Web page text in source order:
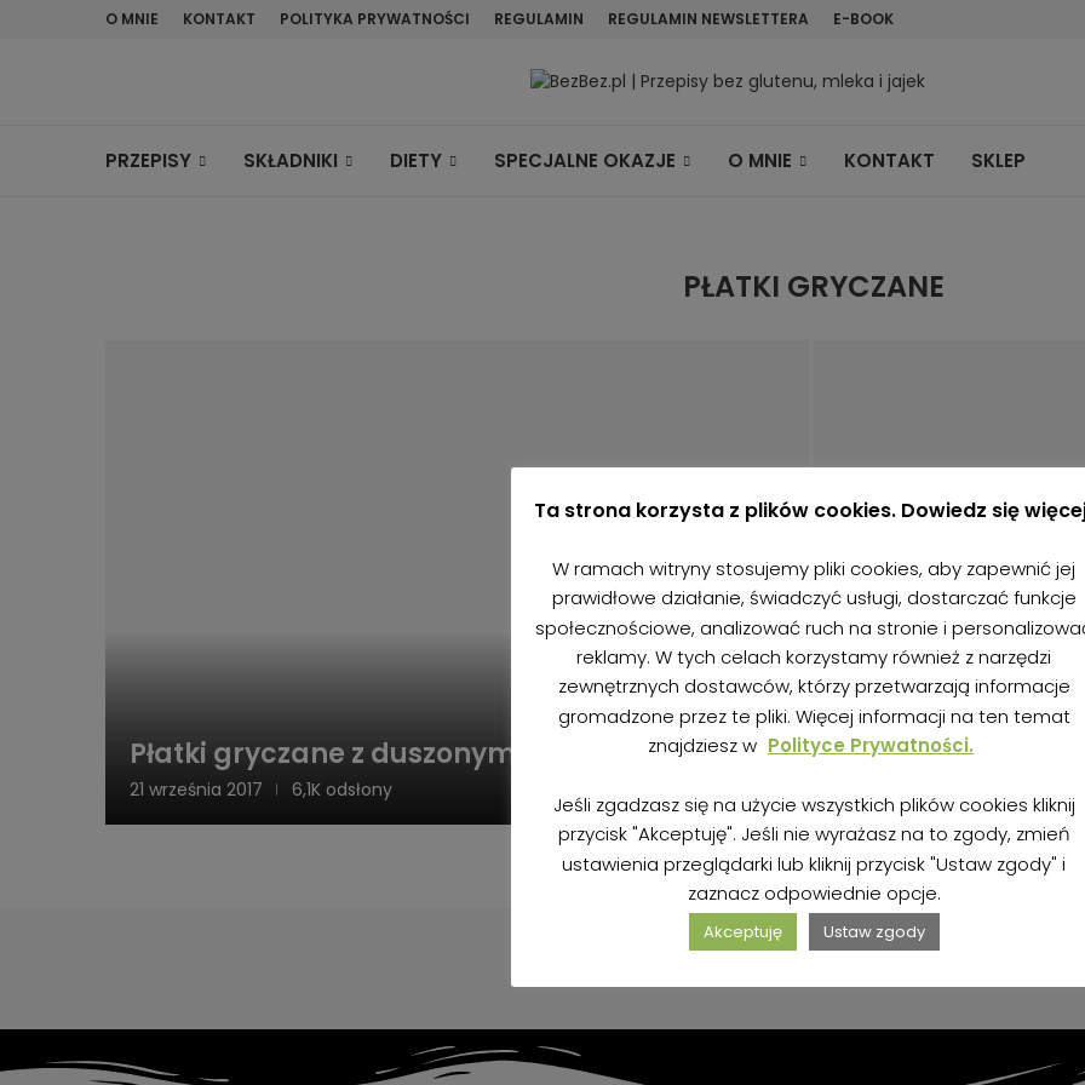
O MNIE KONTAKT POLITYKA PRYWATNOŚCI REGULAMIN REGULAMIN NEWSLETTERA E-BOOK
PRZEPISY SKŁADNIKI DIETY SPECJALNE OKAZJE O MNIE KONTAKT SKLEP
PŁATKI GRYCZANE
Płatki gryczane z duszonym jabłkiem
21 września 2017 6,1K odsłony
Dyniowa granola
bezglutenowa
Ta strona korzysta z plików cookies. Dowiedz się
W ramach witryny stosujemy pliki cookies, aby zapewnić jej
prawidłowe działanie, świadczyć usługi, dostarczać funkcje
społecznościowe, analizować ruch na stronie i
reklamy. W tych celach korzystamy również z narzędzi
zewnętrznych dostawców, którzy przetwarzają informacje
gromadzone przez te pliki. Więcej informacji na ten temat
znajdziesz w Polityce Prywatności.
Jeśli zgadzasz się na użycie wszystkich plików cookies kliknij
przycisk "Akceptuję". Jeśli nie wyrażasz na to zgody, zmień
ustawienia przeglądarki lub kliknij przycisk "Ustaw zgody" i
zaznacz odpowiednie opcje.
Akceptuję Ustaw zgody